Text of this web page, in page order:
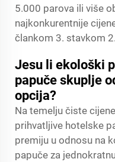
5.000 parova ili više
najkonkurentnije
člankom 3. stavkom
Jesu li ekološki
papuče skuplje
opcija?
Na temelju čiste
prihvatljive hotelske
premiju u odnosu na
papuče za